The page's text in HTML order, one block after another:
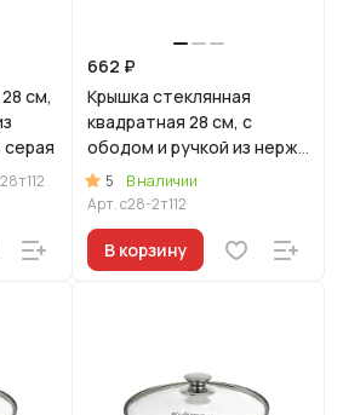
см,
662 ₽
Крышка стеклянная
квадратная 28 см, с
ободом и ручкой из нерж.
стали, деколь серая
5
В наличии
Арт.с28-2т112
В корзину